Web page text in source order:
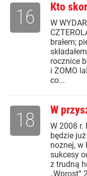
Kto
W
brałem;
rocznice
i ZOMO
co...
16
W
W 2008 r.
będzie
nożnej, w
sukcesy
z trudną
„Wprost”
18